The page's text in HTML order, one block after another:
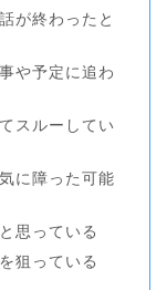
が終わったと
や予定に追わ
スルーしてい
に障った可能
思っている
狙っている